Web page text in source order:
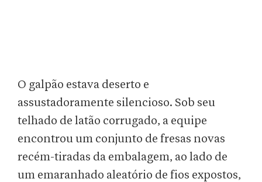
O galpão estava deserto e
assustadoramente silencioso. Sob seu
telhado de latão corrugado, a equipe
encontrou um conjunto de fresas novas
recém-tiradas da embalagem, ao lado de
um emaranhado aleatório de fios expostos,